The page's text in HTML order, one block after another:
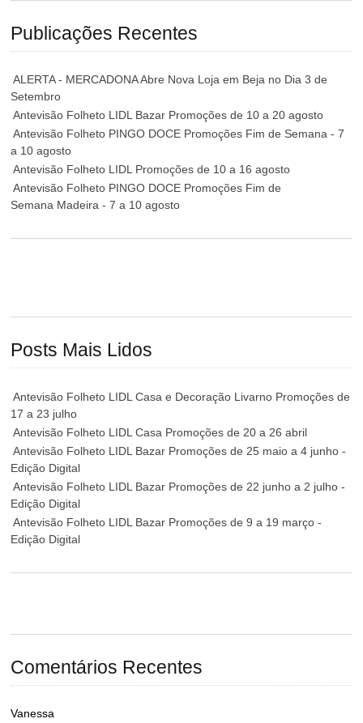
Publicações Recentes
ALERTA - MERCADONA Abre Nova Loja em Beja no Dia 3 de
Setembro
Antevisão Folheto LIDL Bazar Promoções de 10 a 20 agosto
Antevisão Folheto PINGO DOCE Promoções Fim de Semana - 7
a 10 agosto
Antevisão Folheto LIDL Promoções de 10 a 16 agosto
Antevisão Folheto PINGO DOCE Promoções Fim de
Semana Madeira - 7 a 10 agosto
Posts Mais Lidos
Antevisão Folheto LIDL Casa e Decoração Livarno Promoções de
17 a 23 julho
Antevisão Folheto LIDL Casa Promoções de 20 a 26 abril
Antevisão Folheto LIDL Bazar Promoções de 25 maio a 4 junho -
Edição Digital
Antevisão Folheto LIDL Bazar Promoções de 22 junho a 2 julho -
Edição Digital
Antevisão Folheto LIDL Bazar Promoções de 9 a 19 março -
Edição Digital
Comentários Recentes
Vanessa